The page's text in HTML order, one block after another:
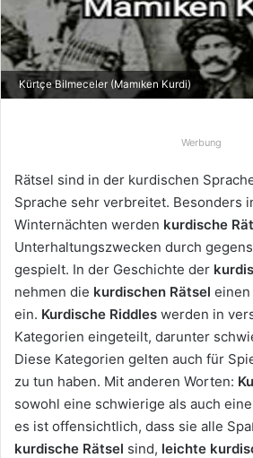
i
n
e
a
i
l
Kürtçe Bilmeceler (Mamıken Kurdi)
Werbung
Rätsel sind in der kurdischen
Sprache sehr verbreitet. Besonders
Winternächten werden kurdische
Unterhaltungszwecken durch
gespielt. In der Geschichte der
nehmen die kurdischen Rätsel
ein. Kurdische Riddles werden in
Kategorien eingeteilt, darunter
Diese Kategorien gelten auch für
zu tun haben. Mit anderen Worten:
sowohl eine schwierige als auch
es ist offensichtlich, dass sie alle
kurdische Rätsel sind, leichte